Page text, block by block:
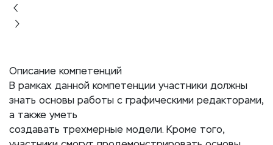
Описание компетенций
В рамках данной компетенции участники должны
знать основы работы с графическими редакторами,
а также уметь
создавать трехмерные модели. Кроме того,